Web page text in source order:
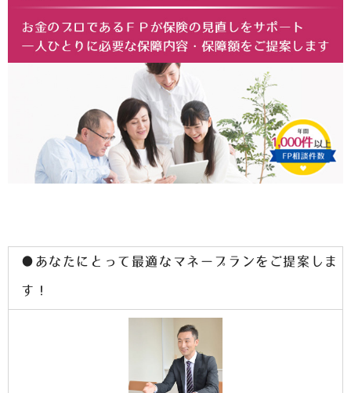
●あなたにとって最適なマネープランをご提案しま
す！